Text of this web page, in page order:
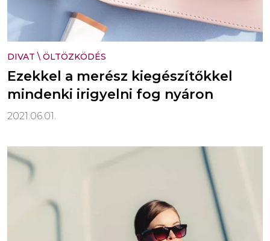
DIVAT \ ÖLTÖZKÖDÉS
Ezekkel a merész kiegészítőkkel
mindenki irigyelni fog nyáron
2021.06.01.